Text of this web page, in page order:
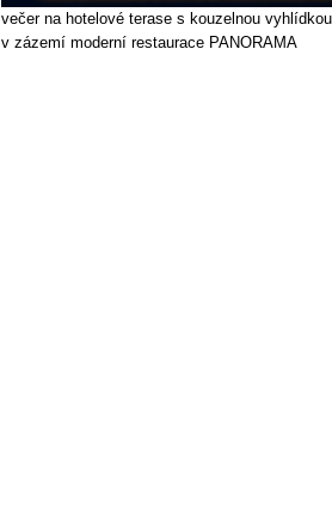
večer na hotelové terase s kouzelnou
v zázemí moderní restaurace PANORAMA